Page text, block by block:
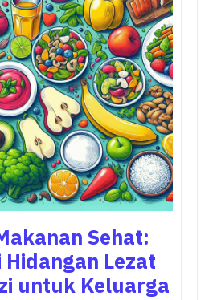
Sehat:
Lezat
untuk Keluarga